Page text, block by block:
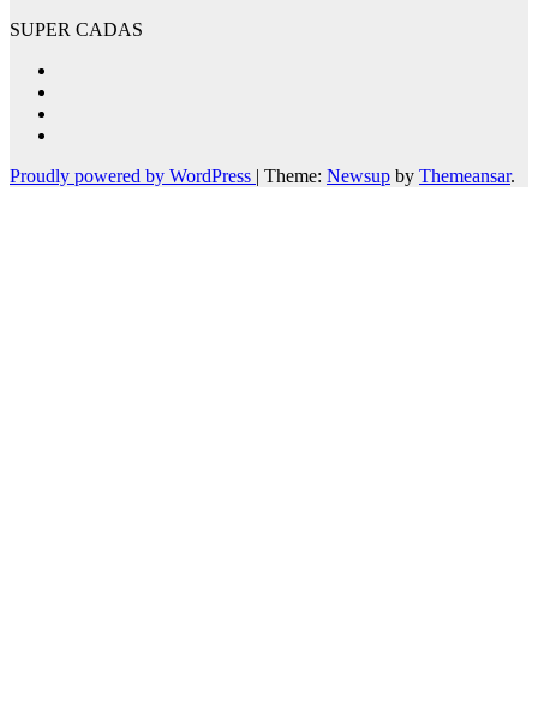
SUPER CADAS
Proudly powered by WordPress | Theme: Newsup by Themeansar.